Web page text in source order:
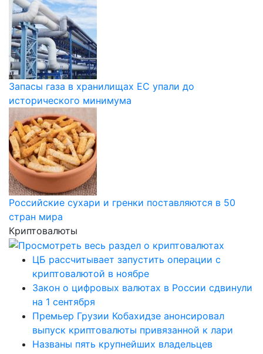
Запасы газа в хранилищах ЕС упали до
исторического минимума
Российские сухари и гренки поставляются в 50
стран мира
Криптовалюты
ЦБ рассчитывает запустить операции с
криптовалютой в ноябре
Закон о цифровых валютах в России сдвинули
на 1 сентября
Премьер Грузии Кобахидзе анонсировал
выпуск криптовалюты привязанной к лари
Названы пять крупнейших владельцев